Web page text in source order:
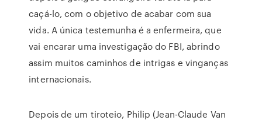
caçá-lo, com o objetivo de acabar com sua
vida. A única testemunha é a enfermeira, que
vai encarar uma investigação do FBI, abrindo
assim muitos caminhos de intrigas e vinganças
internacionais.
Depois de um tiroteio, Philip (Jean-Claude Van